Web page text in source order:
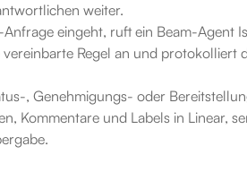
weiter.
eingeht, ruft ein Beam-Agent
vereinbarte Regel an und
, Genehmigungs- oder
Kommentare und Labels in Linear,